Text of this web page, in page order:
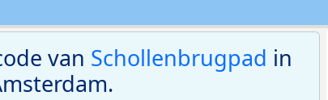
van Schollenbrugpad in